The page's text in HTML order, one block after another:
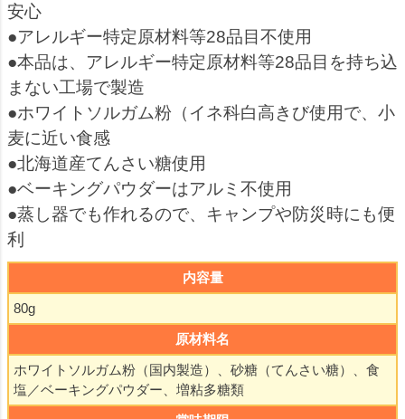
安心
●アレルギー特定原材料等28品目不使用
●本品は、アレルギー特定原材料等28品目を持ち込
まない工場で製造
●ホワイトソルガム粉（イネ科白高きび使用で、小
麦に近い食感
●北海道産てんさい糖使用
●ベーキングパウダーはアルミ不使用
●蒸し器でも作れるので、キャンプや防災時にも便
利
内容量
80g
原材料名
ホワイトソルガム粉（国内製造）、砂糖（てんさい糖）、食
塩／ベーキングパウダー、増粘多糖類